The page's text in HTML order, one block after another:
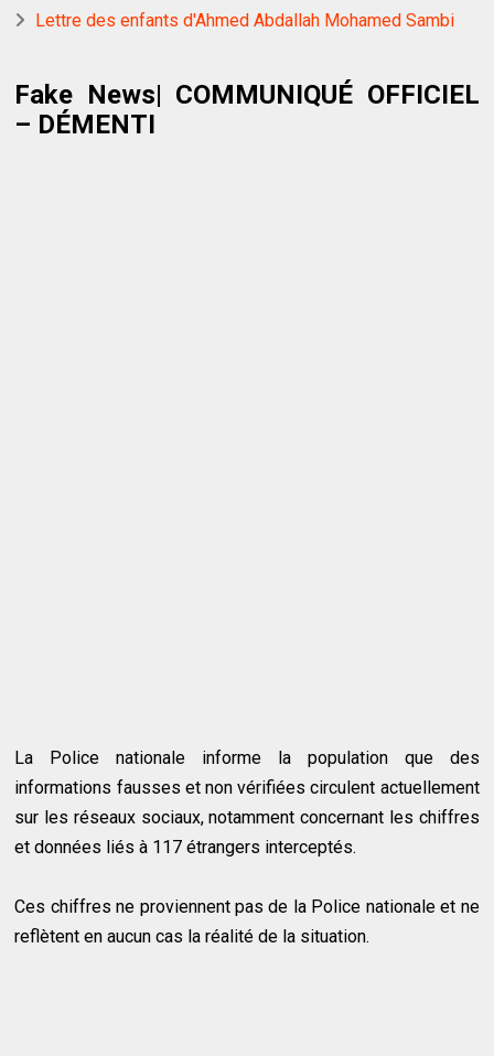
Lettre des enfants d'Ahmed Abdallah Mohamed Sambi
Fake News| COMMUNIQUÉ OFFICIEL
– DÉMENTI
La Police nationale informe la population que des
informations fausses et non vérifiées circulent actuellement
sur les réseaux sociaux, notamment concernant les chiffres
et données liés à 117 étrangers interceptés.
Ces chiffres ne proviennent pas de la Police nationale et ne
reflètent en aucun cas la réalité de la situation.